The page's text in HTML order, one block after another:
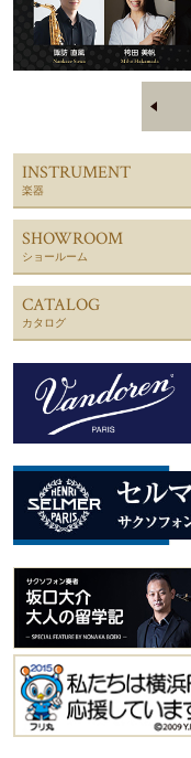
INSTRUMENT
楽器
SHOWROOM
ショールーム
CATALOG
カタログ